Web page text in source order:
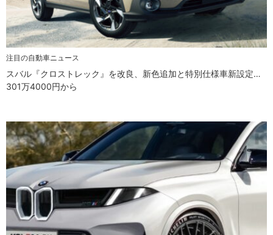
注目の自動車ニュース
スバル『クロストレック』を改良、新色追加と特別仕様車新設定…
301万4000円から